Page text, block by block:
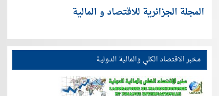
المجلة الجزائرية للاقتصاد و المالية
مخبر الاقتصاد الكلي والمالية الدولية